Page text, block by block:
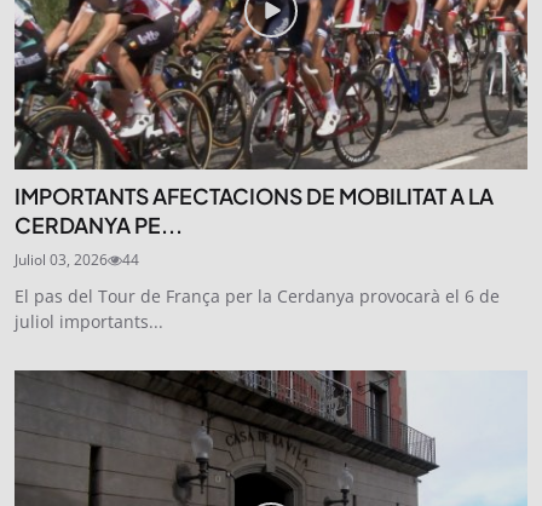
IMPORTANTS AFECTACIONS DE MOBILITAT A LA
CERDANYA PE...
Juliol 03, 2026 44
El pas del Tour de França per la Cerdanya provocarà el 6 de
juliol importants...